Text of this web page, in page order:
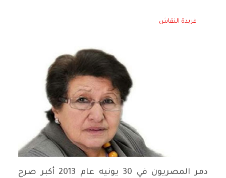
فريدة النقاش
دمر المصريون في 30 يونيه عام 2013 أكبر صرح